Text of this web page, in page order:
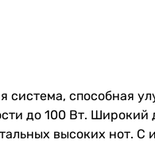
система, способная
до 100 Вт. Широкий
высоких нот.